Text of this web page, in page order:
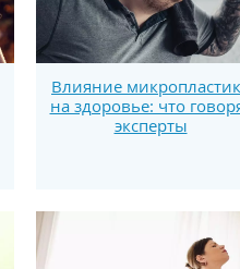
Влияние
на здоровье: что
эксперты